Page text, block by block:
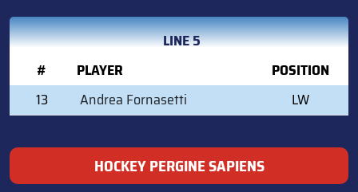
LINE 5
#
PLAYER
POSITION
13
Andrea Fornasetti LW
HOCKEY PERGINE SAPIENS